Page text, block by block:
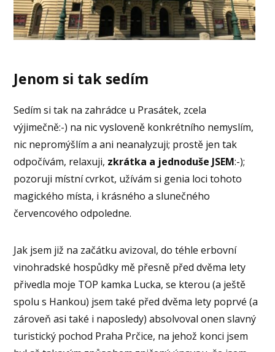
Jenom si tak sedím
Sedím si tak na zahrádce u Prasátek, zcela
výjimečně:-) na nic vysloveně konkrétního nemyslím,
nic nepromýšlím a ani neanalyzuji; prostě jen tak
odpočívám, relaxuji, zkrátka a jednoduše JSEM:-);
pozoruji místní cvrkot, užívám si genia loci tohoto
magického místa, i krásného a slunečného
červencového odpoledne.
Jak jsem již na začátku avizoval, do téhle erbovní
vinohradské hospůdky mě přesně před dvěma lety
přivedla moje TOP kamka Lucka, se kterou (a ještě
spolu s Hankou) jsem také před dvěma lety poprvé (a
zároveň asi také i naposledy) absolvoval onen slavný
turistický pochod Praha Prčice, na jehož konci jsem